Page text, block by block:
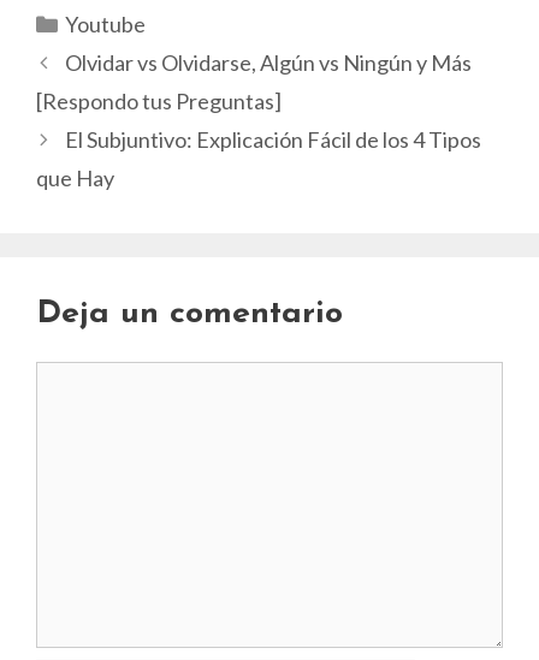
Categorías
Youtube
Olvidar vs Olvidarse, Algún vs Ningún y Más
[Respondo tus Preguntas]
El Subjuntivo: Explicación Fácil de los 4 Tipos
que Hay
Deja un comentario